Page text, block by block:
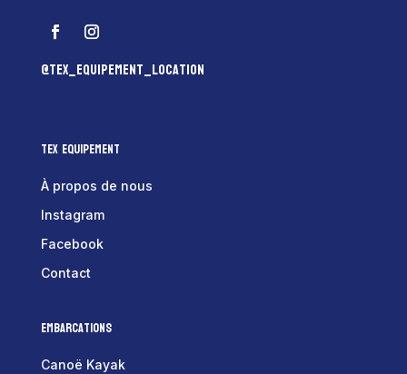
@tex_equipement_location
Tex Equipement
À propos de nous
Instagram
Facebook
Contact
Embarcations
Canoë Kayak